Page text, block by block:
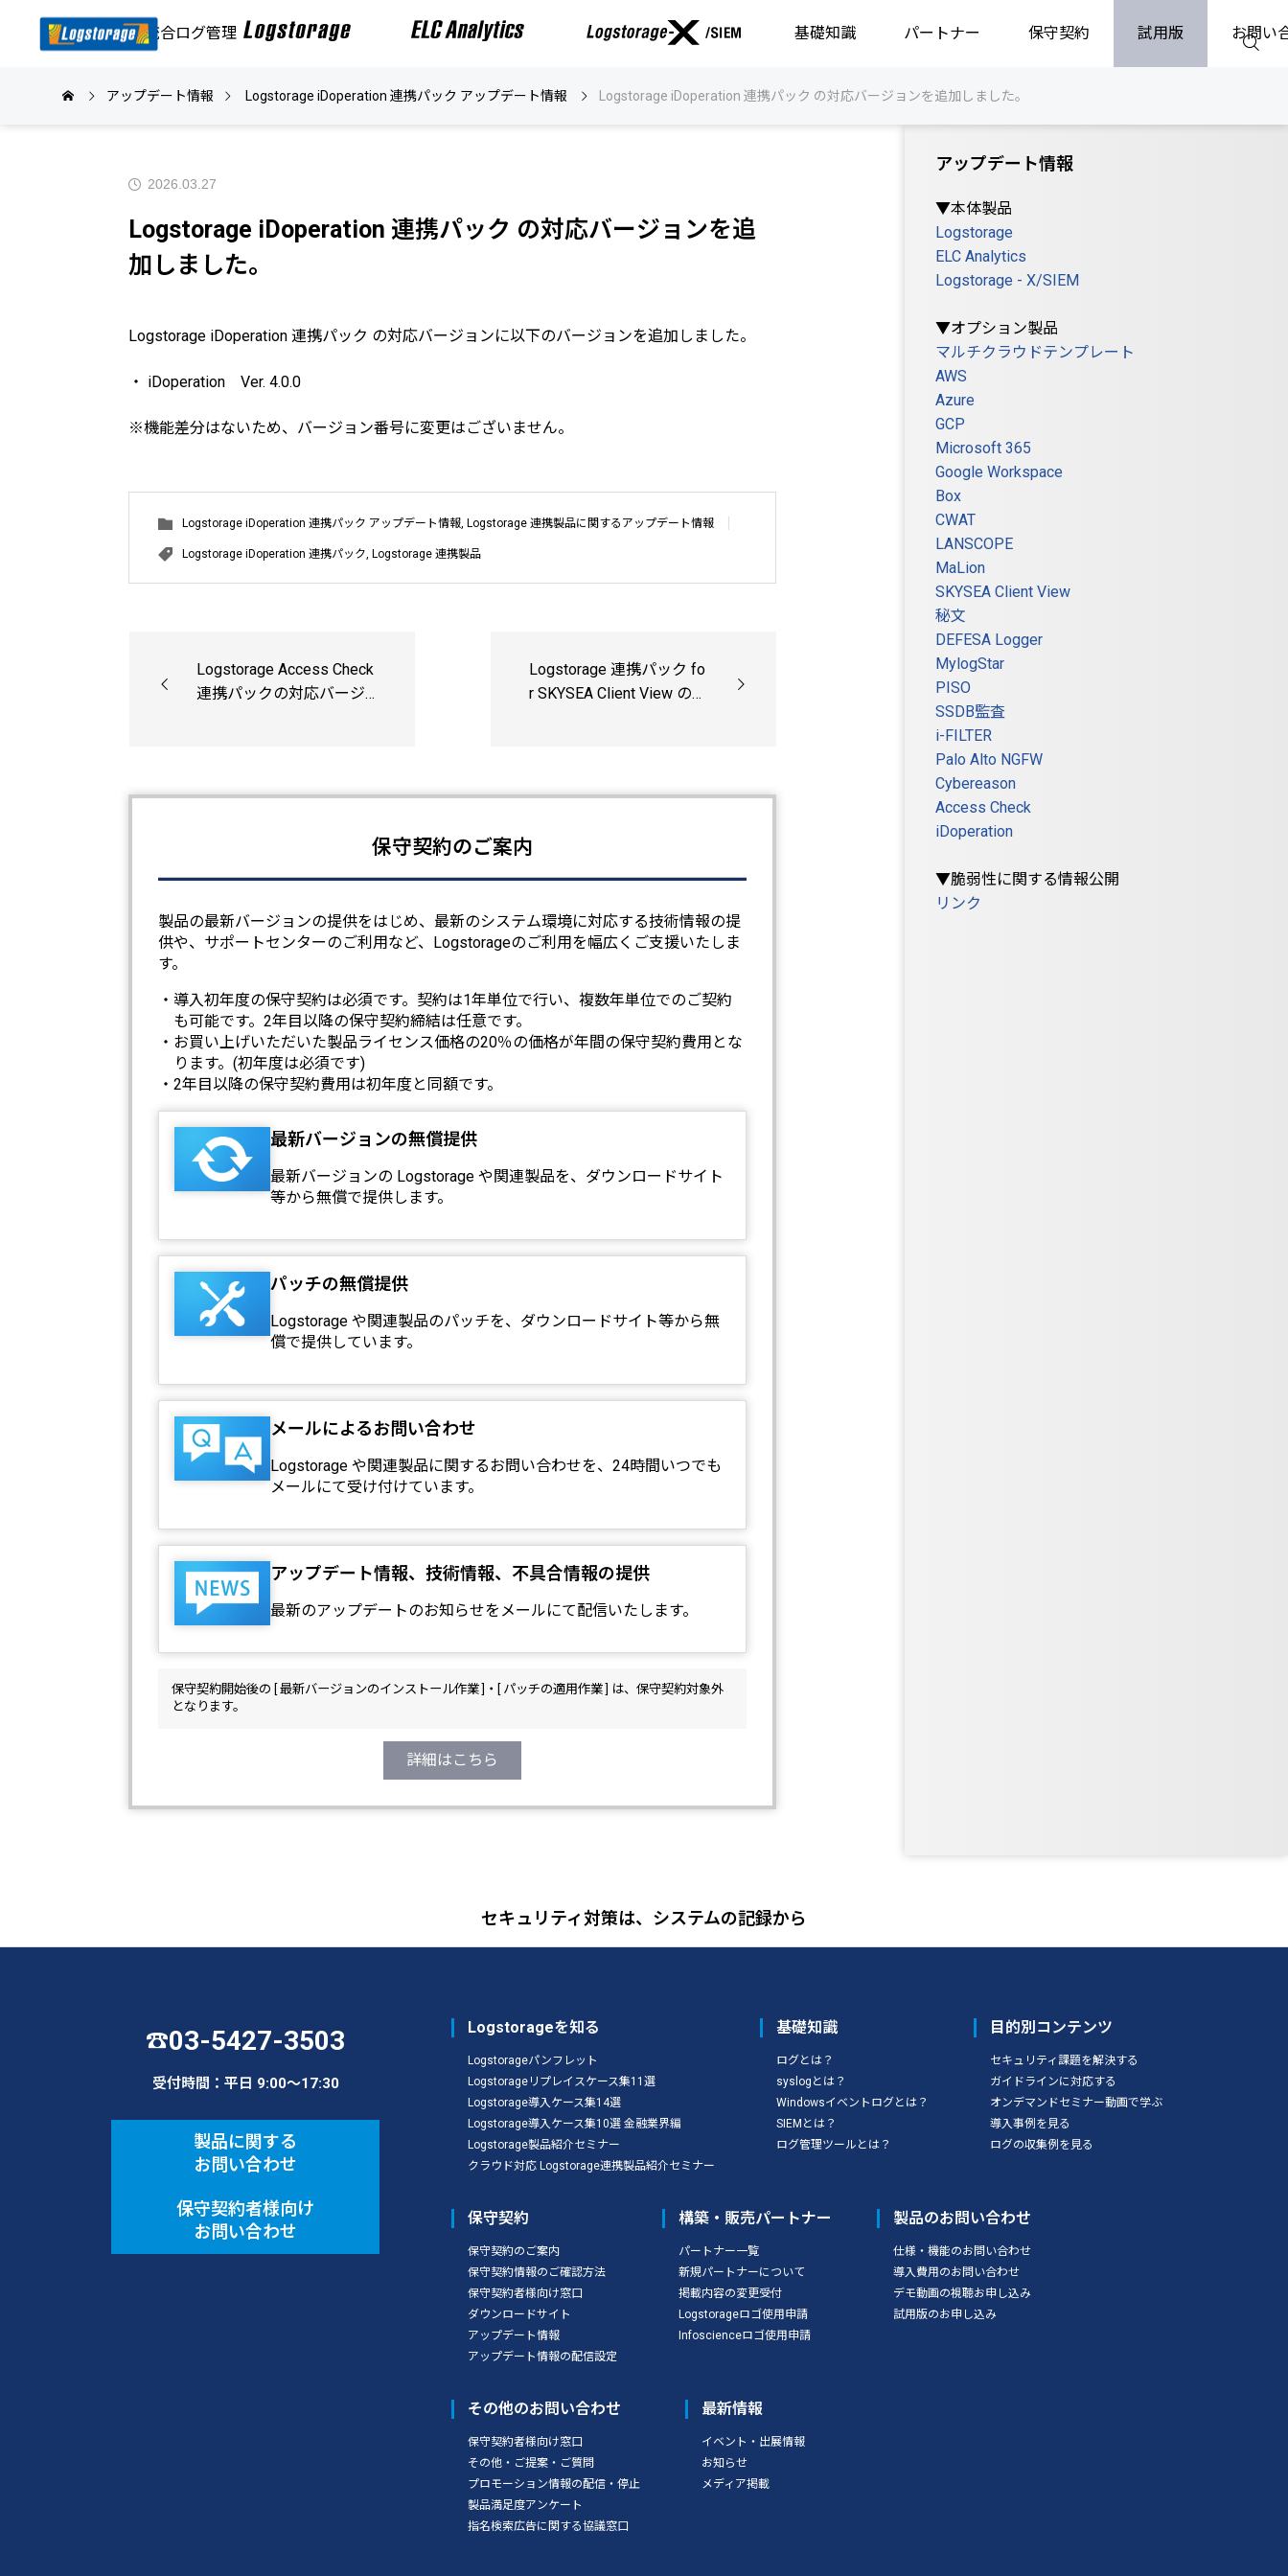
SIEM・統合ログ管理 基礎知識 パートナー 保守契約 試用版 お問い
アップデート情報 Logstorage iDoperation 連携パック アップデート情報 Logstorage iDoperation 連携パック の対応バージョンを追加しました。
2026.03.27
Logstorage iDoperation 連携パック の対応バージョンを追
加しました。
Logstorage iDoperation 連携パック の対応バージョンに以下のバージョンを追加しました。
・ iDoperation Ver. 4.0.0
※機能差分はないため、バージョン番号に変更はございません。
Logstorage iDoperation 連携パック アップデート情報, Logstorage 連携製品に関するアップデート情報
Logstorage iDoperation 連携パック, Logstorage 連携製品
Logstorage Access Check
連携パックの対応バージ
Logstorage 連携パック fo
r SKYSEA Client View の対
保守契約のご案内
製品の最新バージョンの提供をはじめ、最新のシステム環境に対応する技術情報の提
供や、サポートセンターのご利用など、Logstorageのご利用を幅広くご支援いたしま
す。
・導入初年度の保守契約は必須です。契約は1年単位で行い、複数年単位でのご契約
も可能です。2年目以降の保守契約締結は任意です。
・お買い上げいただいた製品ライセンス価格の20％の価格が年間の保守契約費用とな
ります。(初年度は必須です)
・2年目以降の保守契約費用は初年度と同額です。
最新バージョンの無償提供
最新バージョンの Logstorage や関連製品を、ダウンロードサイト
等から無償で提供します。
パッチの無償提供
Logstorage や関連製品のパッチを、ダウンロードサイト等から無
償で提供しています。
メールによるお問い合わせ
Logstorage や関連製品に関するお問い合わせを、24時間いつでも
メールにて受け付けています。
アップデート情報、技術情報、不具合情報の提供
最新のアップデートのお知らせをメールにて配信いたします。
保守契約開始後の [ 最新バージョンのインストール作業 ]・[ パッチの適用作業 ] は、保守契約対象外
となります。
詳細はこちら
アップデート情報
▼本体製品
Logstorage
ELC Analytics
Logstorage - X/SIEM
▼オプション製品
マルチクラウドテンプレート
AWS
Azure
GCP
Microsoft 365
Google Workspace
Box
CWAT
LANSCOPE
MaLion
SKYSEA Client View
秘文
DEFESA Logger
MylogStar
PISO
SSDB監査
i-FILTER
Palo Alto NGFW
Cybereason
Access Check
iDoperation
▼脆弱性に関する情報公開
リンク
セキュリティ対策は、システムの記録から
☎03-5427-3503
受付時間：平日 9:00〜17:30
製品に関する
お問い合わせ
保守契約者様向け
お問い合わせ
Logstorageを知る
Logstorageパンフレット
Logstorageリプレイスケース集11選
Logstorage導入ケース集14選
Logstorage導入ケース集10選 金融業界編
Logstorage製品紹介セミナー
クラウド対応 Logstorage連携製品紹介セミナー
基礎知識
ログとは？
syslogとは？
Windowsイベントログとは？
SIEMとは？
ログ管理ツールとは？
目的別コンテンツ
セキュリティ課題を解決する
ガイドラインに対応する
オンデマンドセミナー動画で学ぶ
導入事例を見る
ログの収集例を見る
保守契約
保守契約のご案内
保守契約情報のご確認方法
保守契約者様向け窓口
ダウンロードサイト
アップデート情報
アップデート情報の配信設定
構築・販売パートナー
パートナー一覧
新規パートナーについて
掲載内容の変更受付
Logstorageロゴ使用申請
Infoscienceロゴ使用申請
製品のお問い合わせ
仕様・機能のお問い合わせ
導入費用のお問い合わせ
デモ動画の視聴お申し込み
試用版のお申し込み
その他のお問い合わせ
保守契約者様向け窓口
その他・ご提案・ご質問
プロモーション情報の配信・停止
製品満足度アンケート
指名検索広告に関する協議窓口
最新情報
イベント・出展情報
お知らせ
メディア掲載